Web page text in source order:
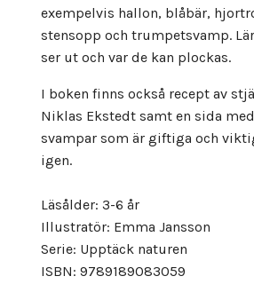
exempelvis hallon, blåbär,
stensopp och trumpetsvamp.
ser ut och var de kan plockas.
I boken finns också recept av
Niklas Ekstedt samt en sida
svampar som är giftiga och
igen.
Läsålder: 3-6 år
Illustratör: Emma Jansson
Serie: Upptäck naturen
ISBN: 9789189083059